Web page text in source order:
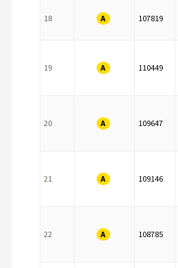
18 A 107819
19 A 110449
20 A 109647
21 A 109146
22 A 108785